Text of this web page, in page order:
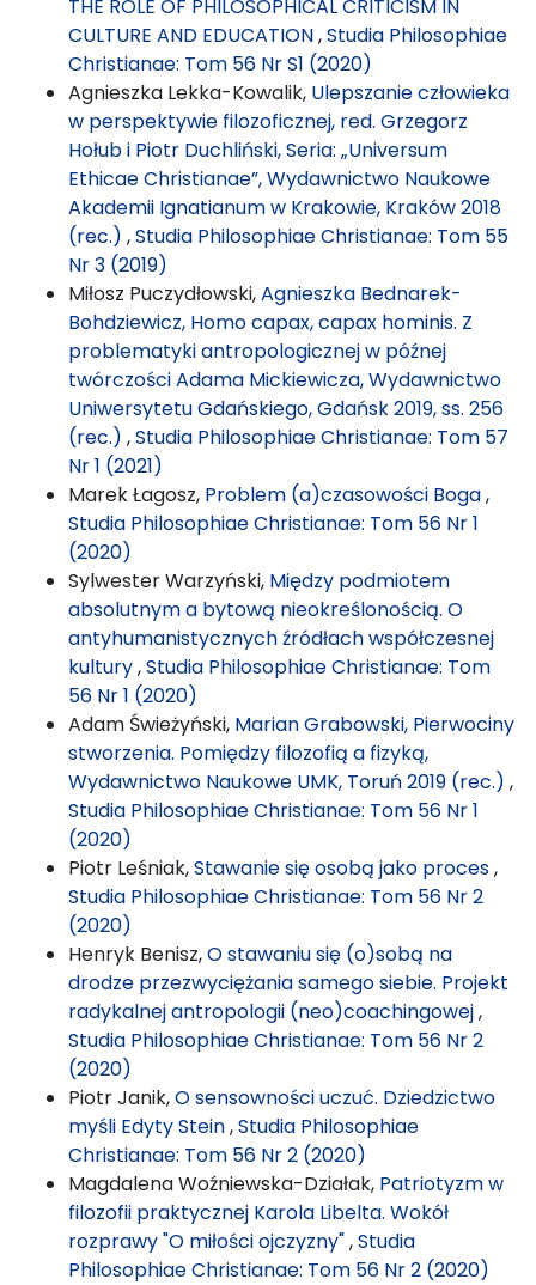
THE ROLE OF PHILOSOPHICAL CRITICISM IN
CULTURE AND EDUCATION,Studia Philosophiae
Christianae: Tom 56 Nr S1 (2020)
Agnieszka Lekka-Kowalik, Ulepszanie człowieka
w perspektywie filozoficznej, red. Grzegorz
Hołub i Piotr Duchliński, Seria: „Universum
Ethicae Christianae”, Wydawnictwo Naukowe
Akademii Ignatianum w Krakowie, Kraków 2018
(rec.) ,Studia Philosophiae Christianae: Tom 55
Nr 3 (2019)
Miłosz Puczydłowski,Agnieszka Bednarek-
Bohdziewicz, Homo capax, capax hominis. Z
problematyki antropologicznej w późnej
twórczości Adama Mickiewicza, Wydawnictwo
Uniwersytetu Gdańskiego, Gdańsk 2019, ss. 256
(rec.) ,Studia Philosophiae Christianae: Tom 57
Nr 1 (2021)
Marek Łagosz, Problem (a)czasowości Boga,
Studia Philosophiae Christianae: Tom 56 Nr 1
(2020)
Sylwester Warzyński, Między podmiotem
absolutnym a bytową nieokreślonością. O
antyhumanistycznych źródłach współczesnej
kultury,Studia Philosophiae Christianae: Tom
56 Nr 1 (2020)
Adam Świeżyński, Marian Grabowski, Pierwociny
stworzenia. Pomiędzy filozofią a fizyką,
Wydawnictwo Naukowe UMK, Toruń 2019 (rec.) ,
Studia Philosophiae Christianae: Tom 56 Nr 1
(2020)
Piotr Leśniak,Stawanie się osobą jako proces,
Studia Philosophiae Christianae: Tom 56 Nr 2
(2020)
Henryk Benisz,O stawaniu się (o)sobą na
drodze przezwyciężania samego siebie. Projekt
radykalnej antropologii (neo)coachingowej,
Studia Philosophiae Christianae: Tom 56 Nr 2
(2020)
Piotr Janik,O sensowności uczuć. Dziedzictwo
myśli Edyty Stein,Studia Philosophiae
Christianae: Tom 56 Nr 2 (2020)
Magdalena Woźniewska-Działak, Patriotyzm w
filozofii praktycznej Karola Libelta. Wokół
rozprawy "O miłości ojczyzny",Studia
Philosophiae Christianae: Tom 56 Nr 2 (2020)